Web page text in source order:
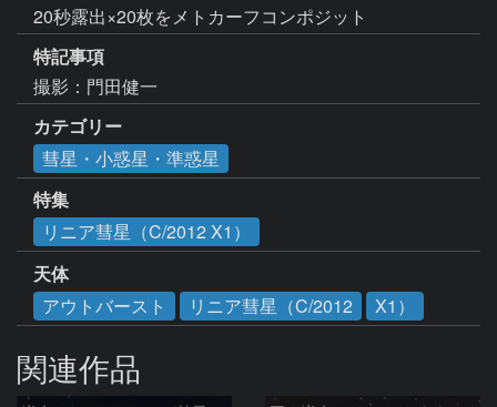
20秒露出×20枚をメトカーフコンポジット
特記事項
撮影：門田健一
カテゴリー
彗星・小惑星・準惑星
特集
リニア彗星（C/2012 X1）
天体
アウトバースト
リニア彗星（C/2012 X1）
関連作品